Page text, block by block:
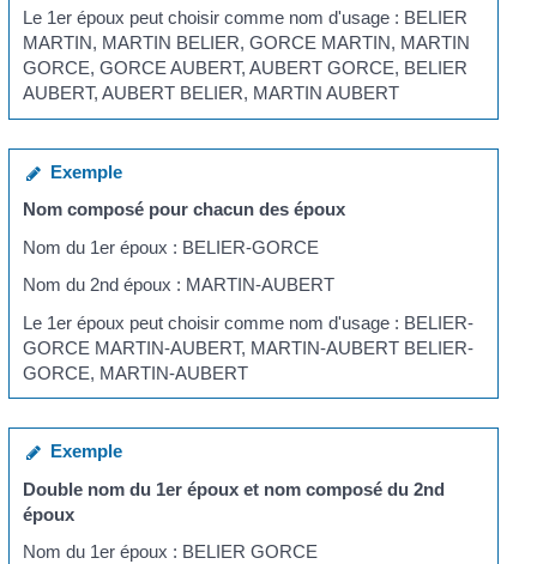
Le 1er époux peut choisir comme nom d'usage : BELIER
MARTIN, MARTIN BELIER, GORCE MARTIN, MARTIN
GORCE, GORCE AUBERT, AUBERT GORCE, BELIER
AUBERT, AUBERT BELIER, MARTIN AUBERT
Exemple
Nom composé pour chacun des époux
Nom du 1er époux : BELIER-GORCE
Nom du 2nd époux : MARTIN-AUBERT
Le 1er époux peut choisir comme nom d'usage : BELIER-
GORCE MARTIN-AUBERT, MARTIN-AUBERT BELIER-
GORCE, MARTIN-AUBERT
Exemple
Double nom du 1er époux et nom composé du 2nd
époux
Nom du 1er époux : BELIER GORCE